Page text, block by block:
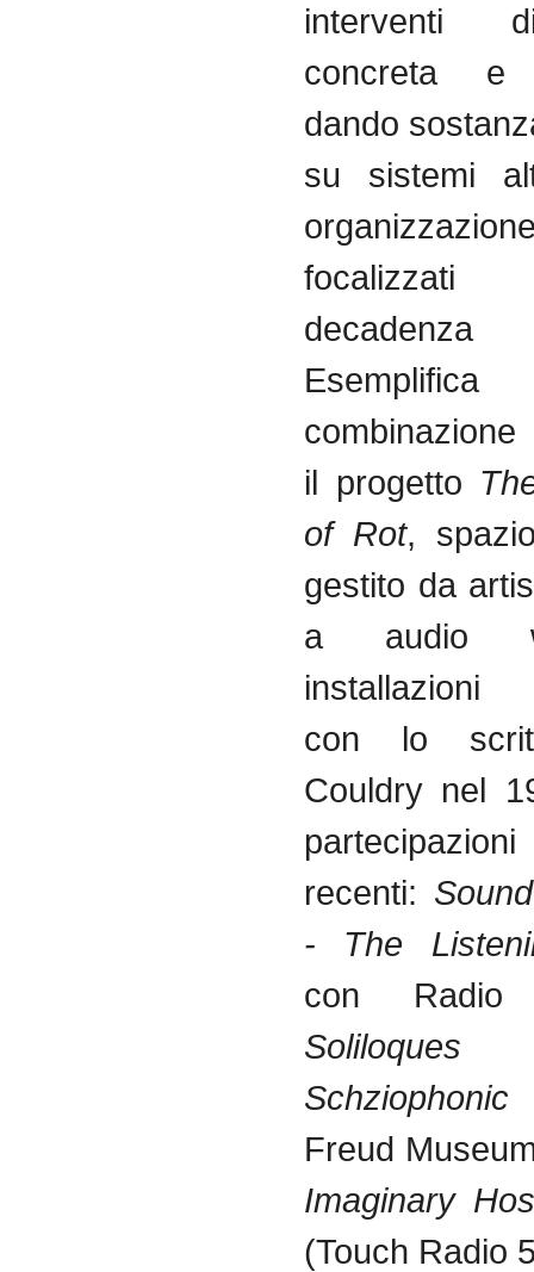
interventi
concreta
dando
su
sistemi
focalizzati
decadenza
Esemplifica
combinazione
il progetto
of Rot,
gestito da
a audio
installazioni
con lo
Couldry nel
partecipazioni
recenti:
- The
con
Soliloques
Schziophonic
Freud
Imaginary
(Touch Radio